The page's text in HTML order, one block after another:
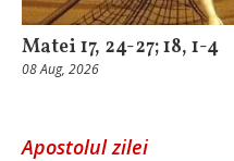
Matei 17, 24-27; 18, 1-4
08 Aug, 2026
Apostolul zilei